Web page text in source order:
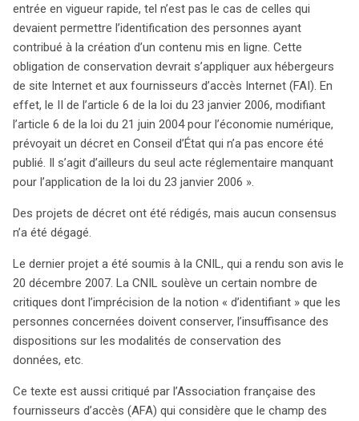
entrée en vigueur rapide, tel n’est pas le cas de celles qui
devaient permettre l’identification des personnes ayant
contribué à la création d’un contenu mis en ligne. Cette
obligation de conservation devrait s’appliquer aux hébergeurs
de site Internet et aux fournisseurs d’accès Internet (FAI). En
effet, le II de l’article 6 de la loi du 23 janvier 2006, modifiant
l’article 6 de la loi du 21 juin 2004 pour l’économie numérique,
prévoyait un décret en Conseil d’État qui n’a pas encore été
publié. Il s’agit d’ailleurs du seul acte réglementaire manquant
pour l’application de la loi du 23 janvier 2006 ».
Des projets de décret ont été rédigés, mais aucun consensus
n’a été dégagé.
Le dernier projet a été soumis à la CNIL, qui a rendu son avis le
20 décembre 2007. La CNIL soulève un certain nombre de
critiques dont l’imprécision de la notion « d’identifiant » que les
personnes concernées doivent conserver, l’insuffisance des
dispositions sur les modalités de conservation des
données, etc.
Ce texte est aussi critiqué par l’Association française des
fournisseurs d’accès (AFA) qui considère que le champ des